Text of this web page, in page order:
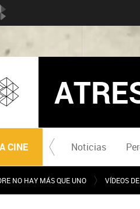
CINE Noticias
NO HAY MÁS QUE UNO VÍDEOS